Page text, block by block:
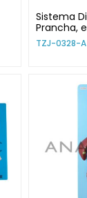
Sistema
Prancha,
TZJ-0328-A